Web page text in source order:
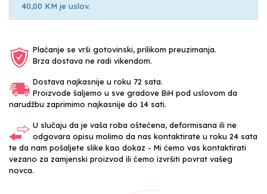
40,00 KM je uslov.
Plaćanje se vrši gotovinski, prilikom preuzimanja.
Brza dostava ne radi vikendom.
Dostava najkasnije u roku 72 sata.
Proizvode šaljemo u sve gradove BiH pod uslovom da
narudžbu zaprimimo najkasnije do 14 sati.
U slučaju da je vaša roba oštećena, deformisana ili ne
odgovara opisu molimo da nas kontaktirate u roku 24 sata
te da nam pošaljete slike kao dokaz - Mi ćemo vas kontaktirati
vezano za zamjenski proizvod ili ćemo izvršiti povrat vašeg
novca.